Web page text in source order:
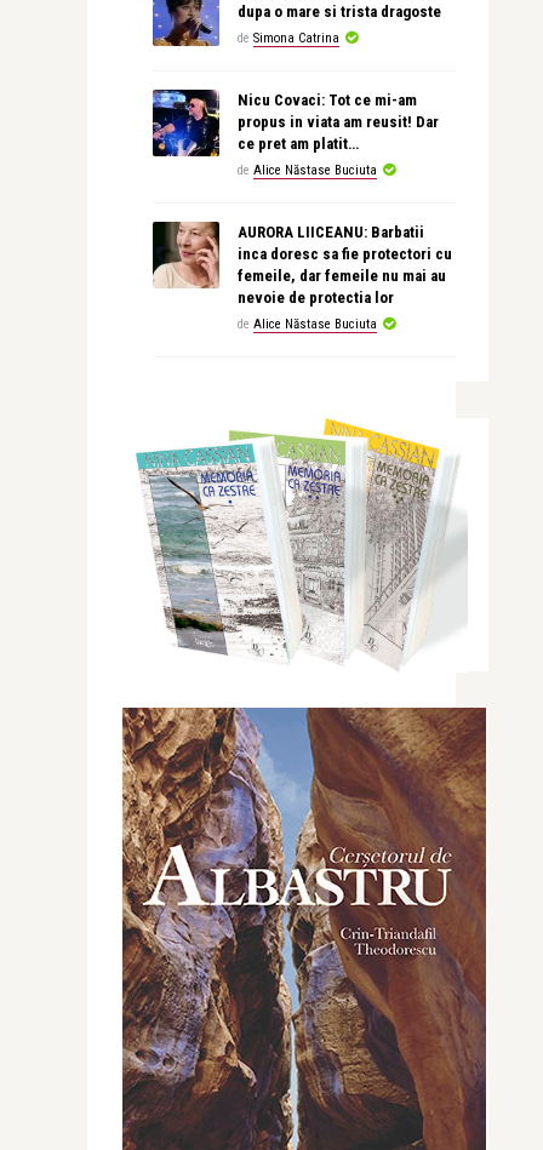
dupa o mare si trista dragoste
de Simona Catrina
Nicu Covaci: Tot ce mi-am
propus in viata am reusit! Dar
ce pret am platit…
de Alice Năstase Buciuta
AURORA LIICEANU: Barbatii
inca doresc sa fie protectori cu
femeile, dar femeile nu mai au
nevoie de protectia lor
de Alice Năstase Buciuta